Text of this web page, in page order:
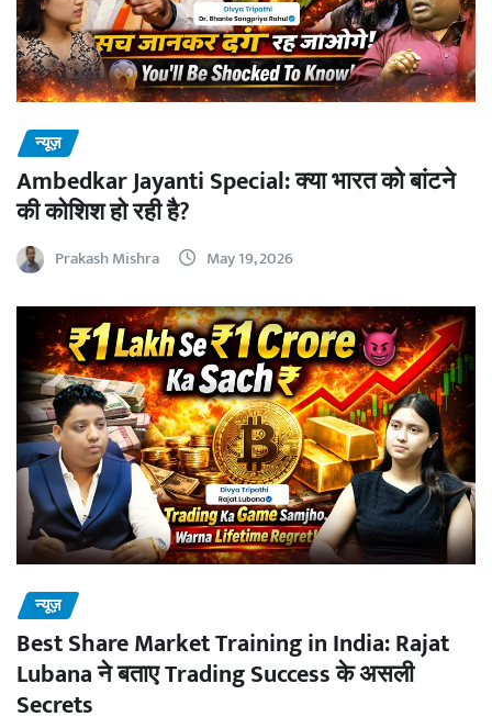
न्यूज़
Ambedkar Jayanti Special: क्या भारत को बांटने
की कोशिश हो रही है?
Prakash Mishra May 19, 2026
न्यूज़
Best Share Market Training in India: Rajat
Lubana ने बताए Trading Success के असली
Secrets